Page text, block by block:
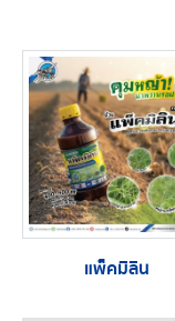
แพ็คมิลิน